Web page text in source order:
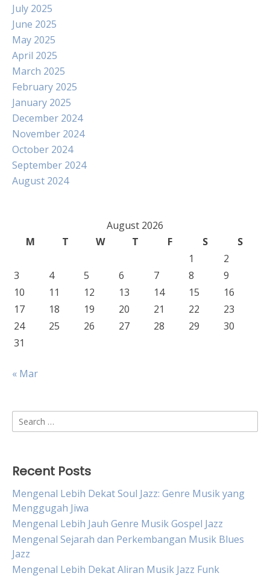
July 2025
June 2025
May 2025
April 2025
March 2025
February 2025
January 2025
December 2024
November 2024
October 2024
September 2024
August 2024
August 2026
M
T W T F S
S
1
2
3
4 5 6 7 8
9
10
11 12 13 14 15
16
17
18 19 20 21 22
23
24
25 26 27 28 29
30
31
« Mar
Search
for:
Recent Posts
Mengenal Lebih Dekat Soul Jazz: Genre Musik yang
Menggugah Jiwa
Mengenal Lebih Jauh Genre Musik Gospel Jazz
Mengenal Sejarah dan Perkembangan Musik Blues
Jazz
Mengenal Lebih Dekat Aliran Musik Jazz Funk